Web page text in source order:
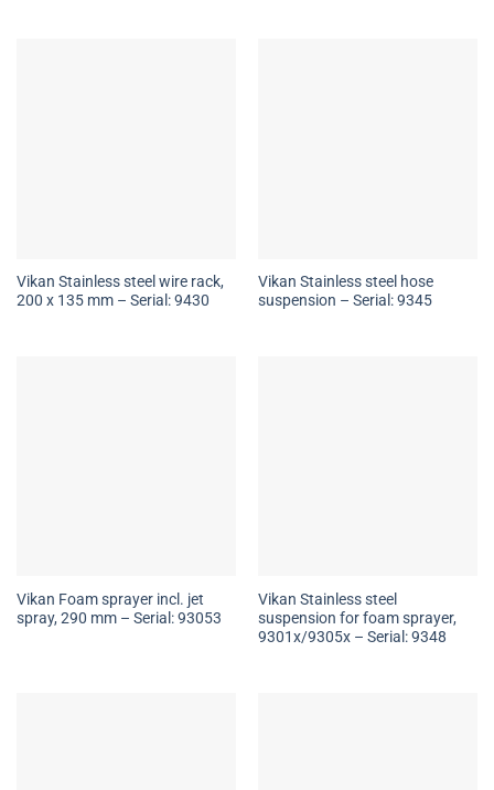
Vikan Stainless steel wire rack,
200 x 135 mm – Serial: 9430
Vikan Stainless steel hose
suspension – Serial: 9345
Vikan Foam sprayer incl. jet
spray, 290 mm – Serial: 93053
Vikan Stainless steel
suspension for foam sprayer,
9301x/9305x – Serial: 9348